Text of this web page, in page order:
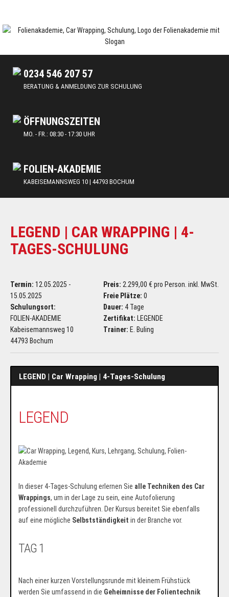
content
FOLIENAKADEMIE
0234 546 207 57
BERATUNG & ANMELDUNG ZUR SCHULUNG
ÖFFNUNGSZEITEN
MO. - FR.: 08:30 - 17:30 UHR
FOLIEN-AKADEMIE
KABEISEMANNSWEG 10 | 44793 BOCHUM
LEGEND | CAR WRAPPING | 4-
TAGES-SCHULUNG
Termin: 12.05.2025 -
15.05.2025
Schulungsort:
FOLIEN-AKADEMIE
Kabeisemannsweg 10
44793 Bochum
Preis: 2.299,00 € pro Person. inkl. MwSt.
Freie Plätze: 0
Dauer: 4 Tage
Zertifikat: LEGENDE
Trainer: E. Buling
LEGEND | Car Wrapping | 4-Tages-Schulung
LEGEND
In dieser 4-Tages-Schulung erlernen Sie alle Techniken des Car
Wrappings, um in der Lage zu sein, eine Autofolierung
professionell durchzuführen. Der Kursus bereitet Sie ebenfalls
auf eine mögliche Selbstständigkeit in der Branche vor.
TAG 1
Nach einer kurzen Vorstellungsrunde mit kleinem Frühstück
werden Sie umfassend in die Geheimnisse der Folientechnik